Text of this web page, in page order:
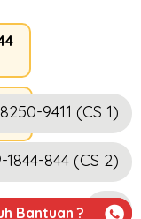
Bantuan ?
9411 (CS 1)
1844-844 (CS 2)